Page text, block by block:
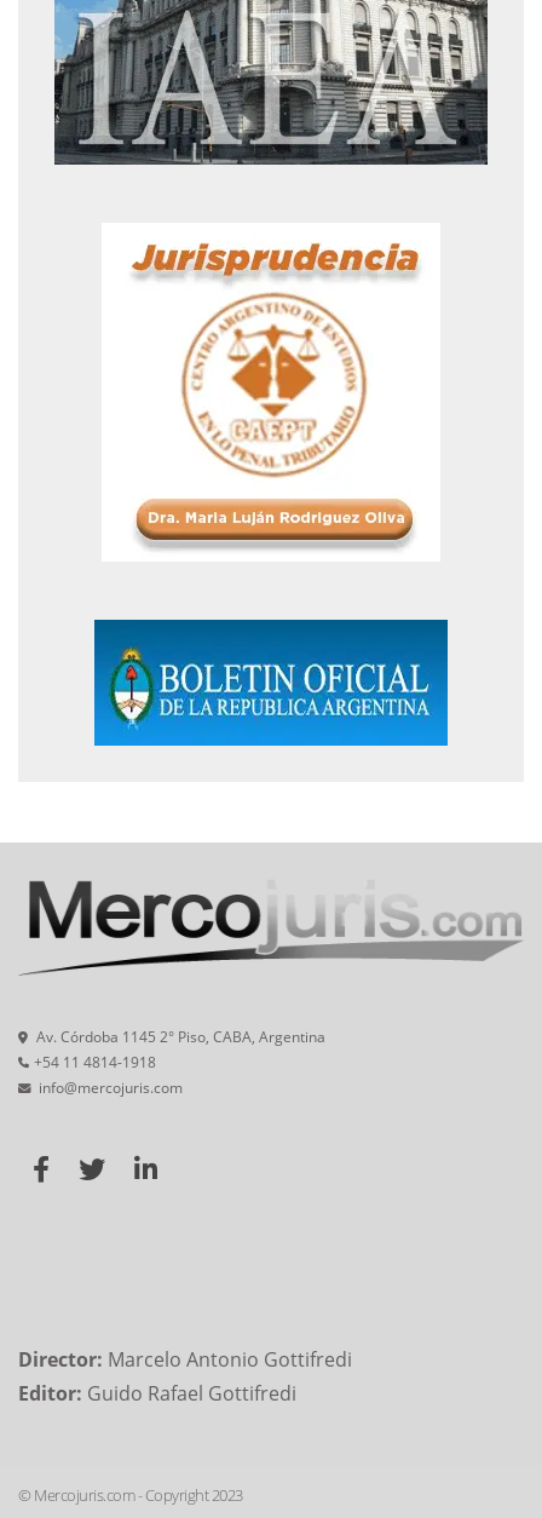
Av. Córdoba 1145 2° Piso, CABA, Argentina
+54 11 4814-1918
info@mercojuris.com
Director: Marcelo Antonio Gottifredi
Editor: Guido Rafael Gottifredi
© Mercojuris.com - Copyright 2023